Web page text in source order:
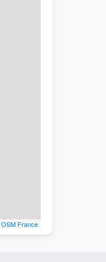
OSM France